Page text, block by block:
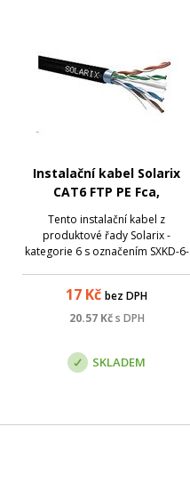
Instalační kabel Solarix
CAT6 FTP PE Fca,
venkovní, černý
Tento instalační kabel z
produktové řady Solarix -
kategorie 6 s označením SXKD-6-
třídou reakce na oheň Fca, který
je určený pro náročnější
17 Kč bez DPH
20.57Kčs DPH
SKLADEM